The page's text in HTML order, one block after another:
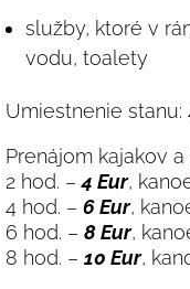
služby, ktoré v
vodu, toalety
Umiestnenie
Prenájom kajakov
2 hod. –4 Eur,
4 hod. – 6 Eur,
6 hod. – 8 Eur,
8 hod. – 10 Eur,